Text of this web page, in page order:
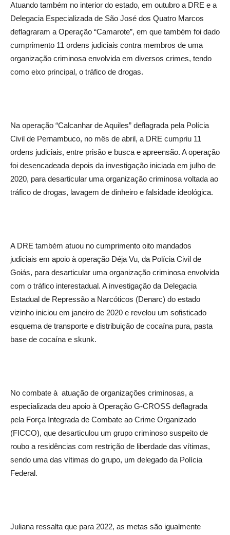
Atuando também no interior do estado, em outubro a DRE e a
Delegacia Especializada de São José dos Quatro Marcos
deflagraram a Operação “Camarote”, em que também foi dado
cumprimento 11 ordens judiciais contra membros de uma
organização criminosa envolvida em diversos crimes, tendo
como eixo principal, o tráfico de drogas.
Na operação “Calcanhar de Aquiles” deflagrada pela Polícia
Civil de Pernambuco, no mês de abril, a DRE cumpriu 11
ordens judiciais, entre prisão e busca e apreensão. A operação
foi desencadeada depois da investigação iniciada em julho de
2020, para desarticular uma organização criminosa voltada ao
tráfico de drogas, lavagem de dinheiro e falsidade ideológica.
A DRE também atuou no cumprimento oito mandados
judiciais em apoio à operação Déja Vu, da Polícia Civil de
Goiás, para desarticular uma organização criminosa envolvida
com o tráfico interestadual. A investigação da Delegacia
Estadual de Repressão a Narcóticos (Denarc) do estado
vizinho iniciou em janeiro de 2020 e revelou um sofisticado
esquema de transporte e distribuição de cocaína pura, pasta
base de cocaína e skunk.
No combate à atuação de organizações criminosas, a
especializada deu apoio à Operação G-CROSS deflagrada
pela Força Integrada de Combate ao Crime Organizado
(FICCO), que desarticulou um grupo criminoso suspeito de
roubo a residências com restrição de liberdade das vítimas,
sendo uma das vítimas do grupo, um delegado da Polícia
Federal.
Juliana ressalta que para 2022, as metas são igualmente